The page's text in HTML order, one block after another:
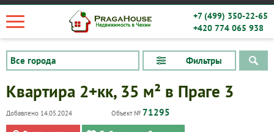
+7 (499) 350-22-65
+420 774 065 938
Фильтры
Квартира 2+кк, 35 м² в Праге 3
Добавлено 14.05.2024 Объект № 71295